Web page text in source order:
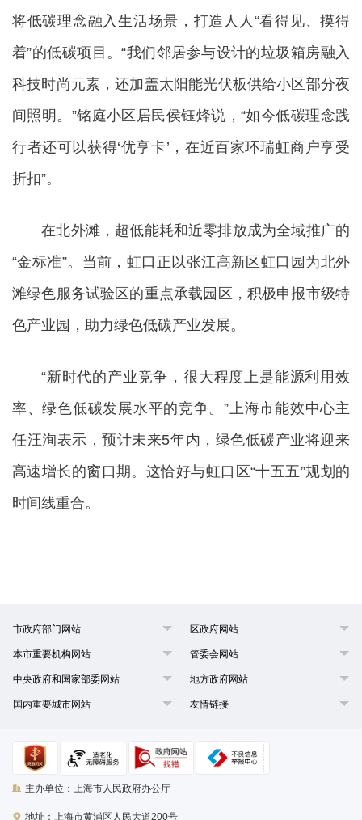
将低碳理念融入生活场景，打造人人“看得见、摸得
着”的低碳项目。“我们邻居参与设计的垃圾箱房融入
科技时尚元素，还加盖太阳能光伏板供给小区部分夜
间照明。”铭庭小区居民侯钰烽说，“如今低碳理念践
行者还可以获得‘优享卡’，在近百家环瑞虹商户享受
折扣”。
在北外滩，超低能耗和近零排放成为全域推广的
“金标准”。当前，虹口正以张江高新区虹口园为北外
滩绿色服务试验区的重点承载园区，积极申报市级特
色产业园，助力绿色低碳产业发展。
“新时代的产业竞争，很大程度上是能源利用效
率、绿色低碳发展水平的竞争。”上海市能效中心主
任汪洵表示，预计未来5年内，绿色低碳产业将迎来
高速增长的窗口期。这恰好与虹口区“十五五”规划的
时间线重合。
市政府部门网站 区政府网站
本市重要机构网站 管委会网站
中央政府和国家部委网站 地方政府网站
国内重要城市网站 友情链接
主办单位：上海市人民政府办公厅
地址：上海市黄浦区人民大道200号